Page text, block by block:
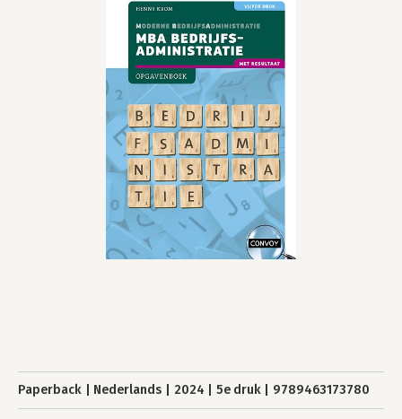
Paperback Nederlands 2024 5e druk 9789463173780